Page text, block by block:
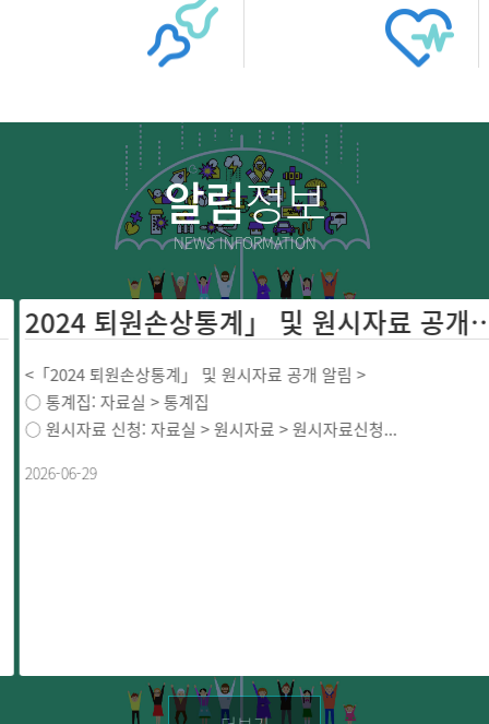
알림정보
NEWS INFORMATION
2024 퇴원손상통계」 및 원시자료 공개 ...
<「2024 퇴원손상통계」 및 원시자료 공개 알림 >
○ 통계집: 자료실 > 통계집
○ 원시자료 신청: 자료실 > 원시자료 > 원시자료신청...
2026-06-29